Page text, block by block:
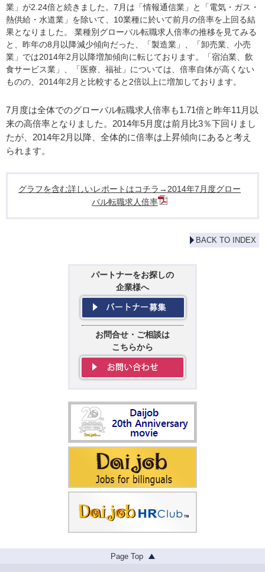
業」が2.24倍と続きました。7月は「情報通信業」と「電気・ガス・
熱供給・水道業」を除いて、10業種に於いて前月の倍率を上回る結
果となりました。 業種別グローバル転職求人倍率の推移を見てみる
と、昨年の8月以降減少傾向だった、「製造業」、「卸売業、小売
業」では2014年2月以降増加傾向に転じております。「宿泊業、飲
食サービス業」、「医療、福祉」については、倍率自体が高くない
ものの、2014年2月と比較すると2倍以上に増加しております。
7月度は全体でのグローバル転職求人倍率も1.71倍と昨年11月以
来の高倍率となりました。2014年5月度は前月比3％下回りまし
たが、2014年2月以降、全体的に倍率は上昇傾向にあると考え
られます。
グラフを含む詳しいレポートはコチラ→2014年7月度グロー
バル転職求人倍率
BACK TO INDEX
パートナーをお探しの
企業様へ
お問合せ・ご相談は
こちらから
Page Top